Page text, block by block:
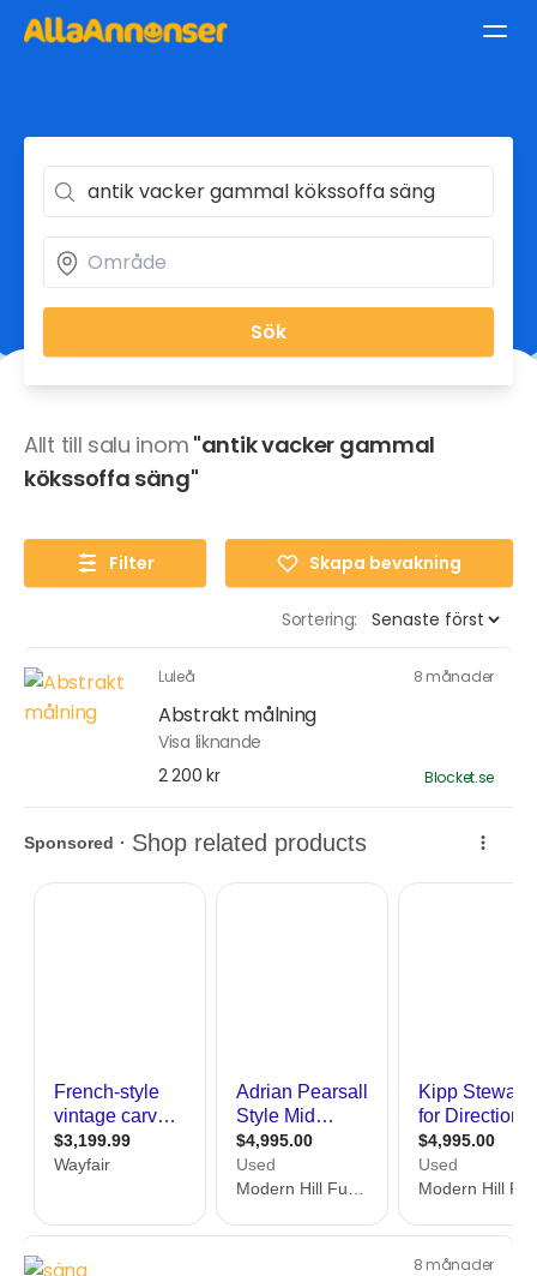
Sök
Allt till salu inom "antik vacker gammal
kökssoffa säng"
Filter Skapa bevakning
Sortering:
Luleå 8 månader
Abstrakt målning
Visa liknande
2 200 kr
Blocket.se
8 månader